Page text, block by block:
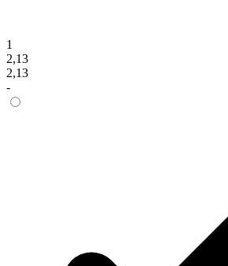
1
2,13
2,13
-